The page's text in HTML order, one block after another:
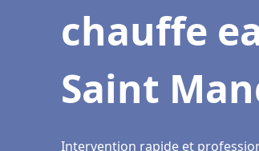
chauffe
Saint
Intervention rapide et